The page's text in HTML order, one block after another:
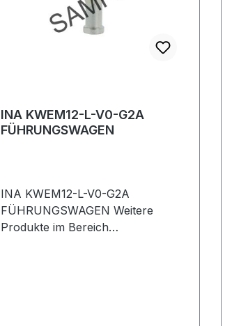
INA KWEM12-L-V0-G2A
FÜHRUNGSWAGEN
INA KWEM12-L-V0-G2A
FÜHRUNGSWAGEN Weitere
Produkte im Bereich